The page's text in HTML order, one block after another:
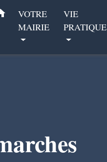
VOTRE
MAIRIE
VIE
PRATIQUE